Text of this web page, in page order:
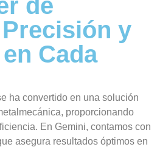
de
y
Cada
ha convertido en una solución
proporcionando
En Gemini, contamos con
asegura resultados óptimos en